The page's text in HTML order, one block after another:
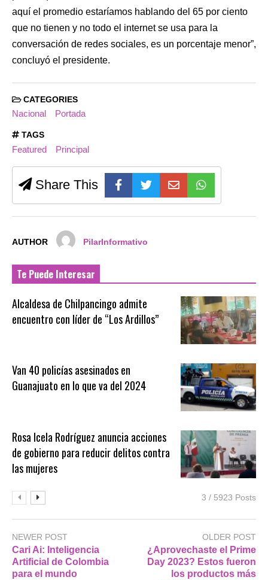
aquí el promedio estaríamos hablando del 65 por ciento
que no tienen y no todo el internet se usa para la
conversación de redes sociales, es un porcentaje menor”,
concluyó el presidente.
CATEGORIES
Nacional Portada
TAGS
Featured Principal
Share This
AUTHOR PilarInformativo
Te Puede Interesar
Alcaldesa de Chilpancingo admite
encuentro con líder de “Los Ardillos”
Van 40 policías asesinados en
Guanajuato en lo que va del 2024
Rosa Icela Rodríguez anuncia acciones
de gobierno para reducir delitos contra
las mujeres
3 / 5923 Posts
NEWER POST
Cari Ai: Inteligencia
Artificial de Colombia
para el mundo
OLDER POST
¿Aprovechaste el Prime
Day 2023? Estos fueron
los productos más